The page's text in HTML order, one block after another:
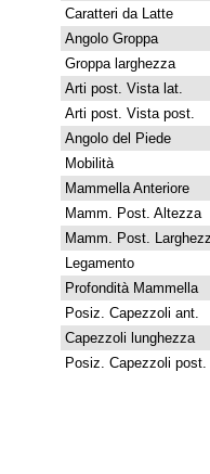
Caratteri da Latte
Angolo Groppa
Groppa larghezza
Arti post. Vista lat.
Arti post. Vista post.
Angolo del Piede
Mobilità
Mammella Anteriore
Mamm. Post. Altezza
Mamm. Post.
Legamento
Profondità Mammella
Posiz. Capezzoli ant.
Capezzoli lunghezza
Posiz. Capezzoli post.